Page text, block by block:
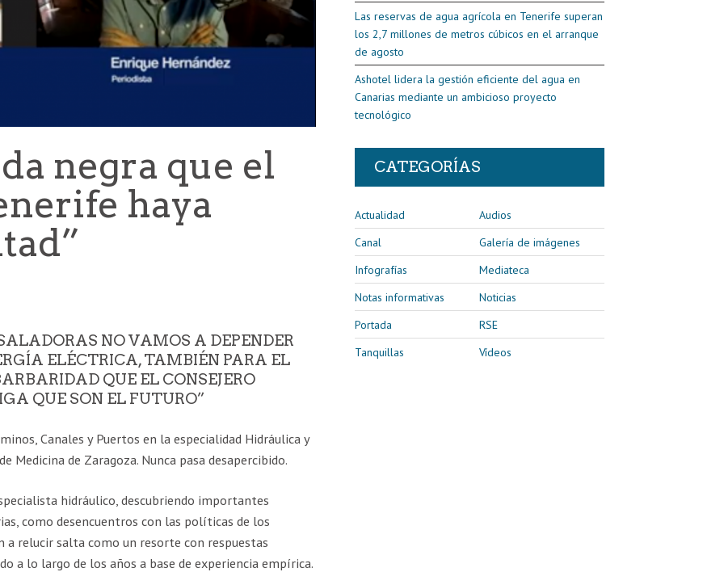
negra que el
haya
NO VAMOS A DEPENDER
ELÉCTRICA, TAMBIÉN PARA EL
QUE EL CONSEJERO
QUE SON EL FUTURO”
Canales y Puertos en la especialidad Hidráulica y
Medicina de Zaragoza. Nunca pasa desapercibido.
hidráulico, descubriendo importantes
como desencuentros con las políticas de los
a relucir salta como un resorte con respuestas
a lo largo de los años a base de experiencia empírica.
Las reservas de agua agrícola en Tenerife superan
los 2,7 millones de metros cúbicos en el arranque
de agosto
Ashotel lidera la gestión eficiente del agua en
Canarias mediante un ambicioso proyecto
tecnológico
CATEGORÍAS
Actualidad
Audios
Canal
Galería de imágenes
Infografías
Mediateca
Notas informativas
Noticias
Portada
RSE
Tanquillas
Vídeos